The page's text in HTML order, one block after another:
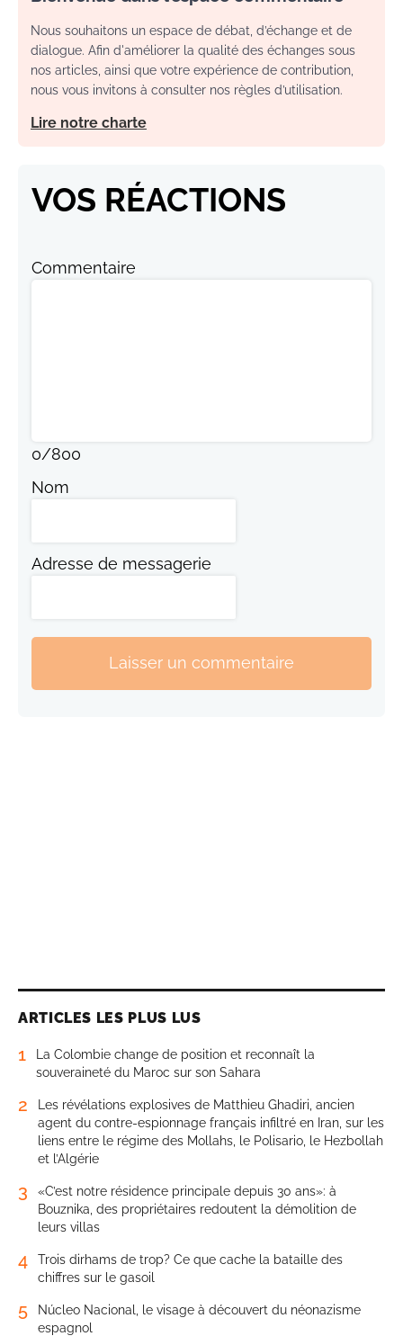
Nous souhaitons un espace de débat, d’échange et de
dialogue. Afin d'améliorer la qualité des échanges sous
nos articles, ainsi que votre expérience de contribution,
nous vous invitons à consulter nos règles d’utilisation.
Lire notre charte
VOS RÉACTIONS
Commentaire
0/800
Nom
Adresse de messagerie
Laisser un commentaire
ARTICLES LES PLUS LUS
1
La Colombie change de position et reconnaît la
souveraineté du Maroc sur son Sahara
2
Les révélations explosives de Matthieu Ghadiri, ancien
agent du contre-espionnage français infiltré en Iran, sur les
liens entre le régime des Mollahs, le Polisario, le Hezbollah
et l’Algérie
3
«C’est notre résidence principale depuis 30 ans»: à
Bouznika, des propriétaires redoutent la démolition de
leurs villas
4
Trois dirhams de trop? Ce que cache la bataille des
chiffres sur le gasoil
5
Núcleo Nacional, le visage à découvert du néonazisme
espagnol